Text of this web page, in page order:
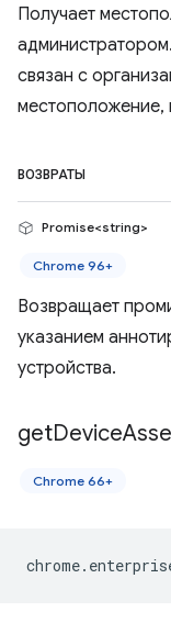
Получает
связан с
местоположение,
ВОЗВРАТЫ
Promise<string>
Chrome 96+
Возвращает
указанием
устройства.
getDevice
Chrome 66+
chrome.